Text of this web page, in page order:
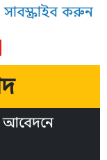
করুন
আবেদনে